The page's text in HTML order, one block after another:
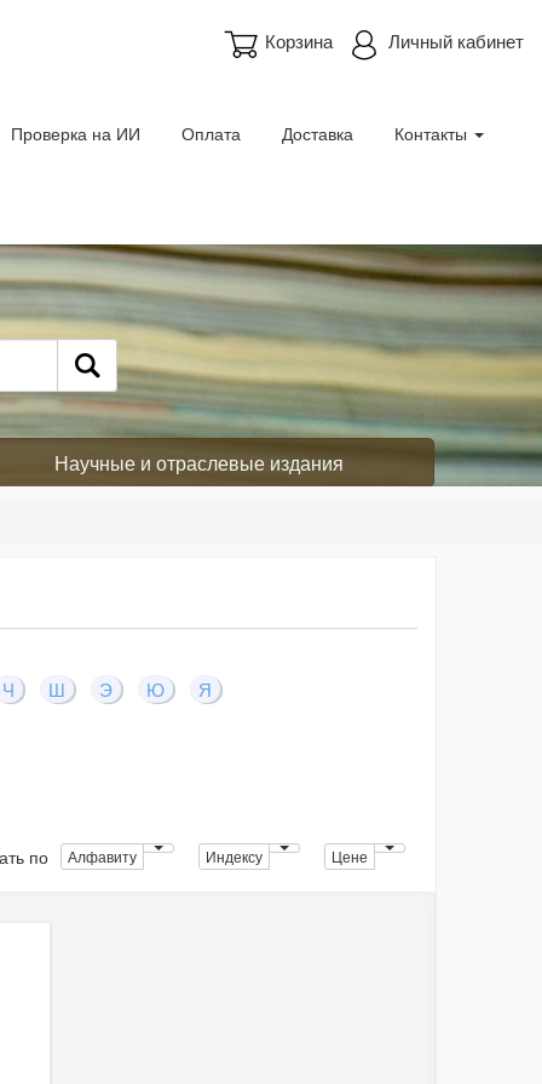
Личный кабинет
Корзина
Проверка на ИИ Оплата Доставка Контакты
Научные и отраслевые издания
Ч Ш Э Ю
Я
по Алфавиту Индексу Цене